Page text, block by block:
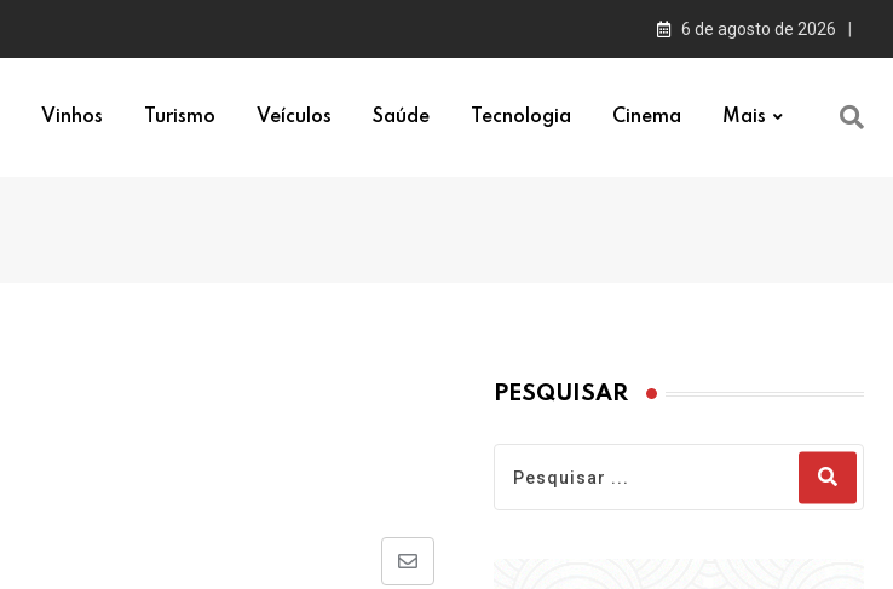
6 de agosto de 2026
Vinhos Turismo Veículos Saúde Tecnologia Cinema Mais
Share
PESQUISAR